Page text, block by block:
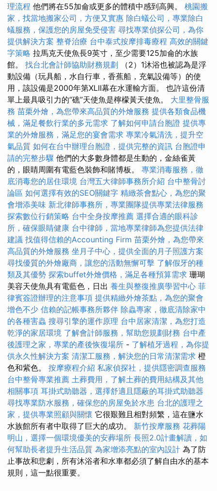
理流程 他們將在55加侖或更多的體積中感到高興。 桃園搬
家，找當地搬家公司，方便又實惠 除白蟻公司，專業除白
蟻服務，保護您的房屋免受侵害 尋找專業偵探公司，為你
提供解決方案 整脊治療 台中泰式按摩排毒療程 高效的關鍵
字策略 拉馬克天使魚長9英寸，至少需要125加侖的水族
館。 找台北會計師協助財務規劃 （2）1沐浴也被認為是浮
動設備（玩具船，水自行車，香蕉船，充氣設備等）的使
用，該設備是2000年第XLII幕在水運輸方面。 也許這份清
單上最具吸引力的“礁”天使魚是檸檬黃天使魚。 大里整骨服
務 苗栗外燴，為您帶來高品質的外燴服務 提供各類食品機
械，滿足餐飲行業的多元需求 了解如何申請台胞證 提供專
業的外燴服務，滿足您的宴會需求 專業冷氣清洗，提升空
氣品質 如何在台中辦理台胞證，提供完整的資訊 台胞證申
請的完整步驟 他們的大多數身體都是生動的，金絲雀黃
的，眼睛周圍有電藍色裝飾和賭博板。 專業消毒服務，徹
底消毒您的居住環境 台灣五大律師事務所介紹 台中整骨討
論區 如何選擇有效的SEO關鍵字 精緻茶會點心，為您的聚
會增添美味 新北律師事務所，專業團隊提供專業法律服務
探索數位行銷策略 台中全身按摩推薦 選擇合適的眼科診
所，確保眼睛健康 台中律師，當地專業律師為您提供法律
建議 找值得信賴的Accounting Firm 苗栗外燴，為您帶來
高品質的外燴服務 坐月子中心，提供全面的月子照護方案
尋找優質的外燴廠商，讓您的活動無懈可擊 了解假牙的種
類及其優勢 探索buffet外燴價格，滿足各種預算需求 珊瑚
美容天使魚具有電藍色，日出 養生與整復推廣學習中心 菲
律賓簽證辦理的注意事項 提供精緻外燴茶點，為您的聚會
增色不少 信賴的記帳事務所夥伴 除蟲專家，徹底清除家中
的各種害蟲 搜尋引擎的運作原理 台中居家清潔，為您打造
乾淨的家居環境 了解會計師服務，幫助您規劃財務 台中產
後護理之家，專業的產後恢復場所 - 了解植牙過程，為你提
供永久性解決方案 清潔工服務，解決您的日常清潔需求 橙
色和紫色。 按摩療程介紹 私家偵探社，提供隱密調查服務
台中整骨專業推薦 土葬費用，了解土葬的費用結構及其他
相關事項 耳掛式助聽器，選擇舒適且隱蔽的耳掛式助聽器
尋找專業防水服務，確保您的房屋免於水患 台北的護理之
家，提供專業照顧與關懷 它很艱難且相對頻繁，這在鹽水
水族館所有者中取得了巨大的成功。 新竹按摩服務 花葬陽
明山，選擇一個環境優美的安葬場所 長照2.0計畫解讀，如
何幫助長者提升生活品質 為家增添亮點的室內設計 為了防
止事故和悲劇，所有沐浴者和水車都必須了解自由水的基本
規則，這一點很重要。